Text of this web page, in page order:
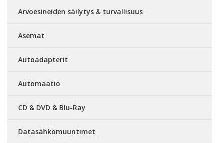
Arvoesineiden säilytys & turvallisuus
Asemat
Autoadapterit
Automaatio
CD & DVD & Blu-Ray
Datasähkömuuntimet